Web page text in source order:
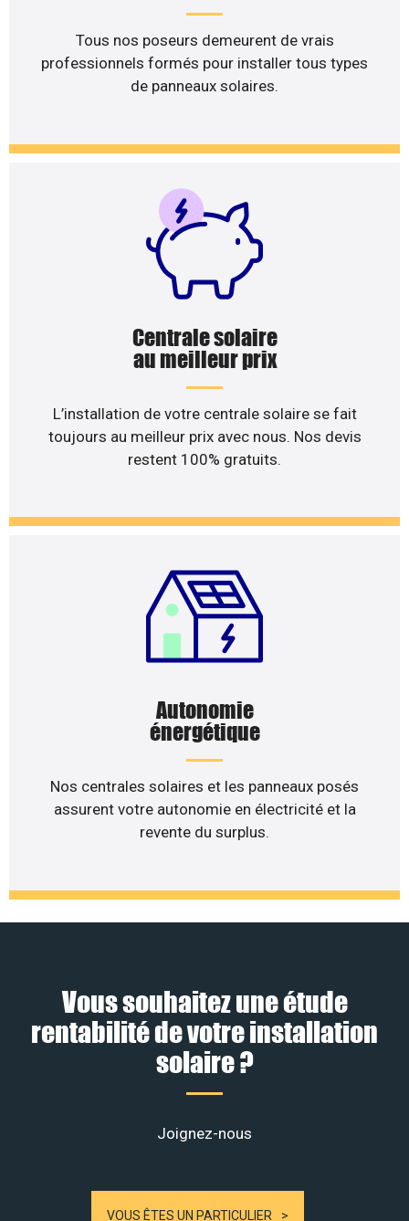
Tous nos poseurs demeurent de vrais
professionnels formés pour installer tous types
de panneaux solaires.
Centrale solaire
au meilleur prix
L’installation de votre centrale solaire se fait
toujours au meilleur prix avec nous. Nos devis
restent 100% gratuits.
Autonomie
énergétique
Nos centrales solaires et les panneaux posés
assurent votre autonomie en électricité et la
revente du surplus.
Vous souhaitez une étude
rentabilité de votre installation
solaire ?
Joignez-nous
VOUS ÊTES UN PARTICULIER